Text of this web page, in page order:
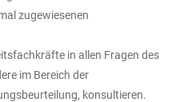
zugewiesenen
in allen Fragen des
im Bereich der
konsultieren.